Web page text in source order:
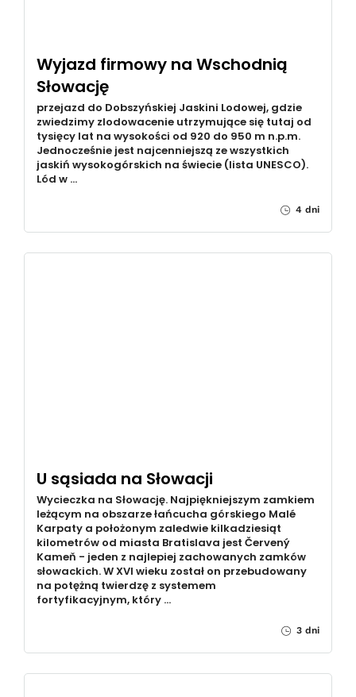
Wyjazd firmowy na Wschodnią
Słowację
przejazd do Dobszyńskiej Jaskini Lodowej, gdzie
zwiedzimy zlodowacenie utrzymujące się tutaj od
tysięcy lat na wysokości od 920 do 950 m n.p.m.
Jednocześnie jest najcenniejszą ze wszystkich
jaskiń wysokogórskich na świecie (lista UNESCO).
Lód w …
4 dni
U sąsiada na Słowacji
Wycieczka na Słowację. Najpiękniejszym zamkiem
leżącym na obszarze łańcucha górskiego Malé
Karpaty a położonym zaledwie kilkadziesiąt
kilometrów od miasta Bratislava jest Červený
Kameň - jeden z najlepiej zachowanych zamków
słowackich. W XVI wieku został on przebudowany
na potężną twierdzę z systemem
fortyfikacyjnym, który …
3 dni